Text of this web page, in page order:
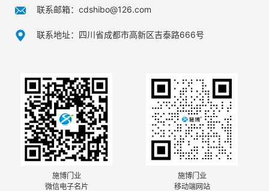
联系邮箱：cdshibo@126.com
联系地址：四川省成都市高新区吉泰路666号
施博门业
微信电子名片
施博门业
移动端网站